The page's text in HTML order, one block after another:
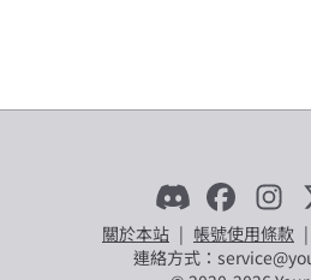
關於本站 | 帳號使用條款 |
連絡方式：